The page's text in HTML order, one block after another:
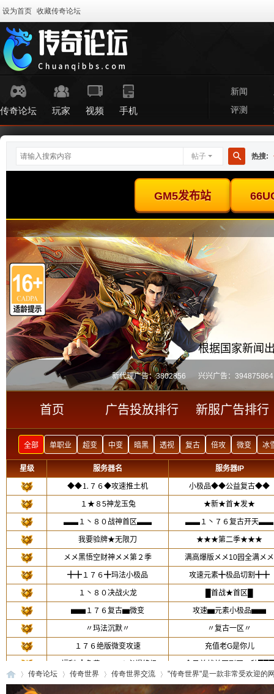
设为首页 收藏传奇论坛
传奇论坛 玩家 视频 手机
新闻
评测
帖子
搜
热搜:
传奇论坛 传奇世界 传奇世界交流 "传奇世界"是一款非常受欢迎的